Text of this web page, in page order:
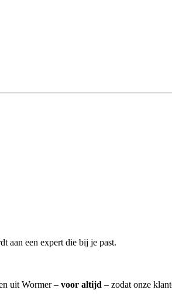
aan een expert die bij je past.
uit Wormer – voor altijd – zodat onze